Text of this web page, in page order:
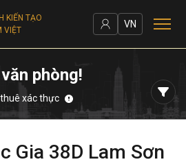
KIẾN TẠO
VIỆT
VN
phòng!
xác thực
Gia 38D Lam Sơn